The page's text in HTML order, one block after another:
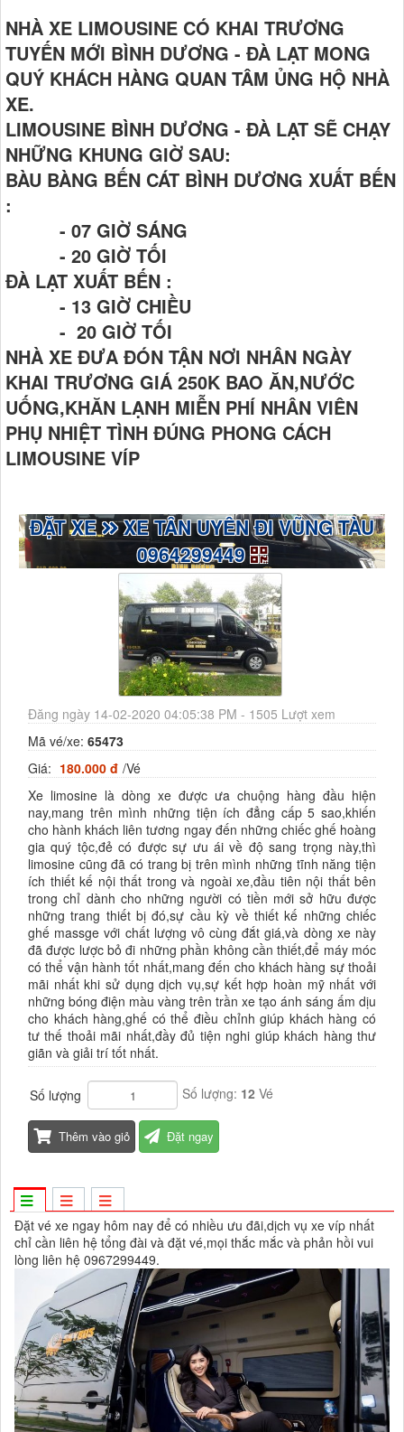
NHÀ XE LIMOUSINE CÓ KHAI TRƯƠNG
TUYẾN MỚI BÌNH DƯƠNG - ĐÀ LẠT MONG
QUÝ KHÁCH HÀNG QUAN TÂM ỦNG HỘ NHÀ
XE.
LIMOUSINE BÌNH DƯƠNG - ĐÀ LẠT SẼ CHẠY
NHỮNG KHUNG GIỜ SAU:
BÀU BÀNG BẾN CÁT BÌNH DƯƠNG XUẤT BẾN
:
- 07 GIỜ SÁNG
- 20 GIỜ TỐI
ĐÀ LẠT XUẤT BẾN :
- 13 GIỜ CHIỀU
- 20 GIỜ TỐI
NHÀ XE ĐƯA ĐÓN TẬN NƠI NHÂN NGÀY
KHAI TRƯƠNG GIÁ 250K BAO ĂN,NƯỚC
UỐNG,KHĂN LẠNH MIỄN PHÍ NHÂN VIÊN
PHỤ NHIỆT TÌNH ĐÚNG PHONG CÁCH
LIMOUSINE VÍP
ĐẶT XE XE TÂN UYÊN ĐI VŨNG TÀU
0964299449
Đăng ngày 14-02-2020 04:05:38 PM - 1505 Lượt xem
Mã vé/xe: 65473
Giá: 180.000 đ /Vé
Xe limosine là dòng xe được ưa chuộng hàng đầu hiện
nay,mang trên mình những tiện ích đẳng cấp 5 sao,khiến
cho hành khách liên tương ngay đến những chiếc ghế hoàng
gia quý tộc,đẻ có được sự ưu ái về độ sang trọng này,thì
limosine cũng đã có trang bị trên mình những tĩnh năng tiện
ích thiết kế nội thất trong và ngoài xe,đầu tiên nội thất bên
trong chỉ dành cho những người có tiền mới sở hữu được
những trang thiết bị đó,sự cầu kỳ về thiết kế những chiếc
ghế massge với chất lượng vô cùng đắt giá,và dòng xe này
đã được lược bỏ đi những phần không cần thiết,để máy móc
có thể vận hành tốt nhất,mang đến cho khách hàng sự thoải
mãi nhất khi sử dụng dịch vụ,sự kết hợp hoàn mỹ nhất với
những bóng điện màu vàng trên trần xe tạo ánh sáng ấm dịu
cho khách hàng,ghế có thể điều chỉnh giúp khách hàng có
tư thế thoải mãi nhất,đầy đủ tiện nghi giúp khách hàng thư
giãn và giải trí tốt nhất.
Số lượng Số lượng: 12 Vé
Thêm vào giỏ Đặt ngay
Đặt vé xe ngay hôm nay để có nhiều ưu đãi,dịch vụ xe víp nhất
chỉ cần liên hệ tổng đài và đặt vé,mọi thắc mắc và phản hồi vui
lòng liên hệ 0967299449.